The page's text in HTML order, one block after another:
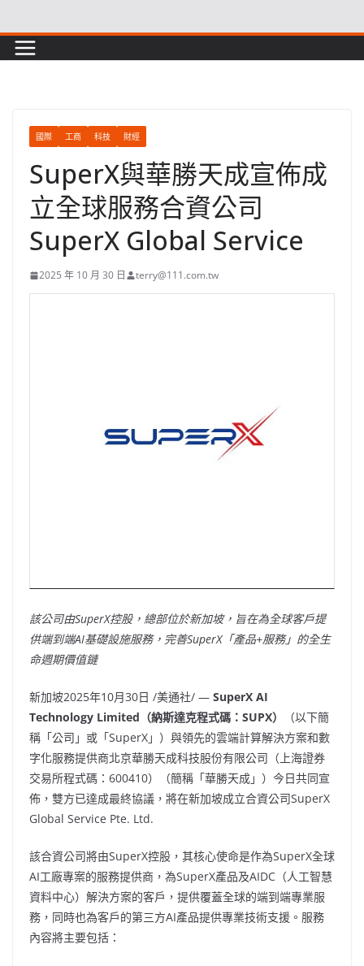
to
content
國際 工商 科技 財經
SuperX與華勝天成宣佈成
立全球服務合資公司
SuperX Global Service
2025 年 10 月 30 日 terry@111.com.tw
該公司由SuperX控股，總部位於新加坡，旨在為全球客戶提
供端到端AI基礎設施服務，完善SuperX「產品+服務」的全生
命週期價值鏈
新加坡2025年10月30日 /美通社/ — SuperX AI
Technology Limited（納斯達克程式碼：SUPX）
（以下簡
稱「公司」或「SuperX」）與領先的雲端計算解決方案和數
字化服務提供商北京華勝天成科技股份有限公司（上海證券
交易所程式碼：600410）（簡稱「華勝天成」）今日共同宣
佈，雙方已達成最終協議，將在新加坡成立合資公司SuperX
Global Service Pte. Ltd.
該合資公司將由SuperX控股，其核心使命是作為SuperX全球
AI工廠專案的服務提供商，為SuperX產品及AIDC（人工智慧
資料中心）解決方案的客戶，提供覆蓋全球的端到端專業服
務，同時也為客戶的第三方AI產品提供專業技術支援。服務
內容將主要包括：